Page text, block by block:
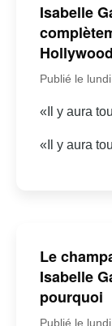
Isabelle
Publié le
«Il y aura
«Il y aura
Le
Isabelle
pourquoi
Publié le